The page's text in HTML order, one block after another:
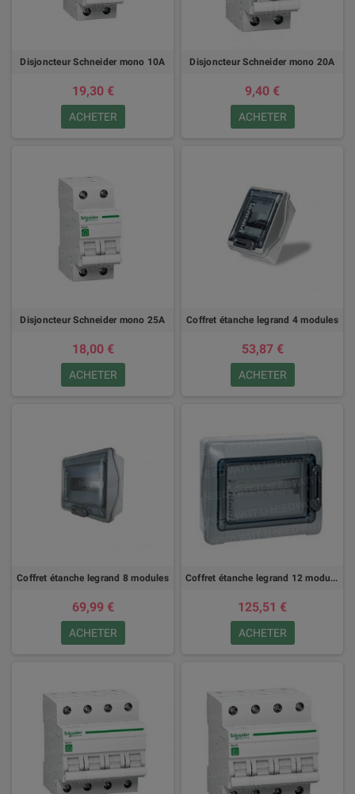
Disjoncteur Schneider mono 10A
19,30 €
ACHETER
Disjoncteur Schneider mono 20A
9,40 €
ACHETER
Disjoncteur Schneider mono 25A
18,00 €
ACHETER
Coffret étanche legrand 4 modules
53,87 €
ACHETER
Coffret étanche legrand 8 modules
69,99 €
ACHETER
Coffret étanche legrand 12 modules
125,51 €
ACHETER